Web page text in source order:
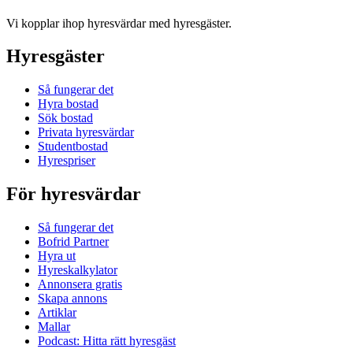
Vi kopplar ihop hyresvärdar med hyresgäster.
Hyresgäster
Så fungerar det
Hyra bostad
Sök bostad
Privata hyresvärdar
Studentbostad
Hyrespriser
För hyresvärdar
Så fungerar det
Bofrid Partner
Hyra ut
Hyreskalkylator
Annonsera gratis
Skapa annons
Artiklar
Mallar
Podcast: Hitta rätt hyresgäst